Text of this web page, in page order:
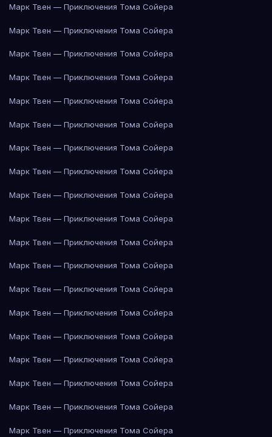
Марк Твен — Приключения Тома Сойера
Марк Твен — Приключения Тома Сойера
Марк Твен — Приключения Тома Сойера
Марк Твен — Приключения Тома Сойера
Марк Твен — Приключения Тома Сойера
Марк Твен — Приключения Тома Сойера
Марк Твен — Приключения Тома Сойера
Марк Твен — Приключения Тома Сойера
Марк Твен — Приключения Тома Сойера
Марк Твен — Приключения Тома Сойера
Марк Твен — Приключения Тома Сойера
Марк Твен — Приключения Тома Сойера
Марк Твен — Приключения Тома Сойера
Марк Твен — Приключения Тома Сойера
Марк Твен — Приключения Тома Сойера
Марк Твен — Приключения Тома Сойера
Марк Твен — Приключения Тома Сойера
Марк Твен — Приключения Тома Сойера
Марк Твен — Приключения Тома Сойера